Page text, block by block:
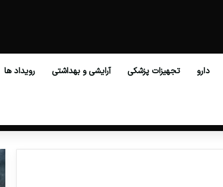
دارو تجهیزات پزشکی آرایشی و بهداشتی رویداد ها